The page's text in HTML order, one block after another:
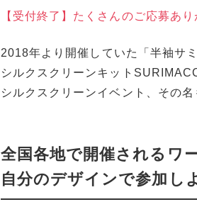
【受付終了】たくさんのご応募あ
2018年より開催していた「半袖サ
シルクスクリーンキット
シルクスクリーンイベント、その
全国各地で開催されるワ
自分のデザインで参加し